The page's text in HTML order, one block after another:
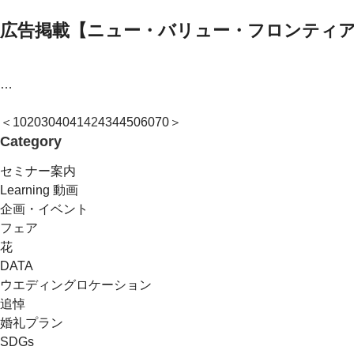
広告掲載【ニュー・バリュー・フロンティ
…
＜ 1020304041424344506070 ＞
Category
セミナー案内
Learning 動画
企画・イベント
フェア
花
DATA
ウエディングロケーション
追悼
婚礼プラン
SDGs